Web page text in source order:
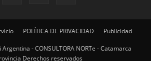
POLÍTICA DE PRIVACIDAD Publicidad
- CONSULTORA NORTe - Catamarca
Derechos reservados